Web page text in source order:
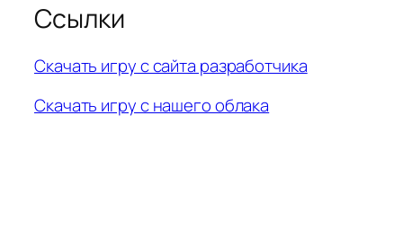
Ссылки
Скачать игру с сайта разработчика
Скачать игру с нашего облака